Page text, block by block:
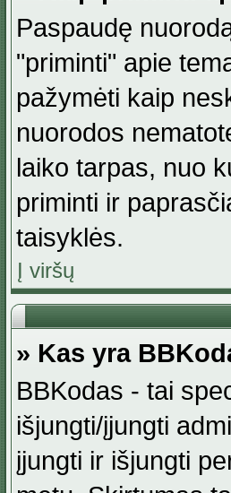
Paspaudę
"priminti" apie
pažymėti kaip
nuorodos
laiko tarpas, nuo
priminti ir
taisyklės.
Į viršų
» Kas yra
BBKodas - tai
išjungti/įjungti
įjungti ir išjungti